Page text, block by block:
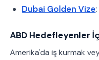
Dubai Golden Vize
ABD Hedefleyenler
Amerika'da iş kurmak